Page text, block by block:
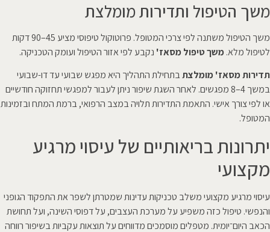
משך הטיפול ותדירות מומלצת
משך הטיפול משתנה לפי צרכי המטופל. פרוטוקול טיפוסי מציע 45–90 דקות
לטיפול מלא. משך טיפול מסאז' נקבע לפי אזור הטיפול ועומק הטכניקה.
תדירות מסאז' מומלצתבתחילת התהליך היא מפגש שבועי עד דו-שבועי
במשך 4–8 מפגשים. לאחר השגת שיפור ניתן לעבור למפגשי תחזוקה חודשיים
או לפי צורך אישי. התאמת התדירות תלויה במצב הרפואי, ברמת המתח ובזמינות
המטופל.
יתרונות בריאותיים של עיסוי מרגיע
מקצועי
עיסוי מרגיע מקצועי משלב טכניקות עדינות שמטרתן לשפר את התפקוד הגופני
והנפשי. טיפול כזה משפיע על מערכת העצבים, על דפוסי השינה, ועל תחושת
הכאב היום־יומית. מטפלים מוסמכים מדווחים על תוצאות עקביות בשיפור רווחה